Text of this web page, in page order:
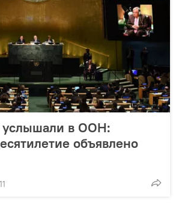
услышали в ООН:
объявлено